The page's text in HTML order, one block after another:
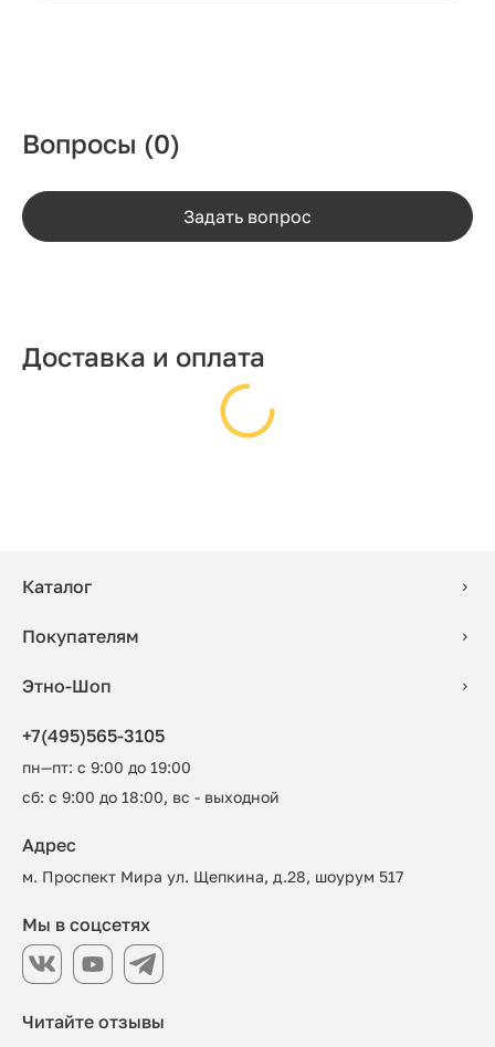
Вопросы (0)
Задать вопрос
Доставка и оплата
Каталог
Покупателям
Этно-Шоп
+7(495)565-3105
пн—пт: с 9:00 до 19:00
сб: с 9:00 до 18:00, вс - выходной
Читайте отзывы
Адрес
м. Проспект Мира ул. Щепкина, д.28, шоурум 517
Мы в соцсетях